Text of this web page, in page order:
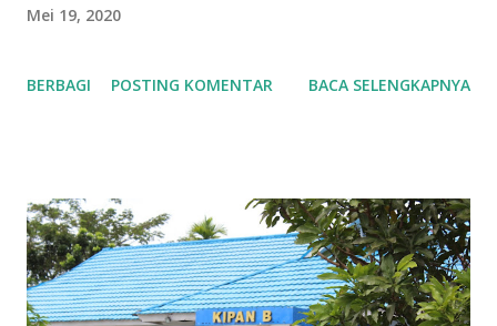
Mei 19, 2020
BERBAGI POSTING KOMENTAR BACA SELENGKAPNYA